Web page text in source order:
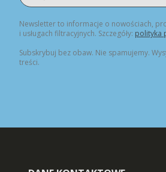
Newsletter to informacje o nowościach,
i usługach filtracyjnych. Szczegóły: polityka
Subskrybuj bez obaw. Nie spamujemy.
treści.